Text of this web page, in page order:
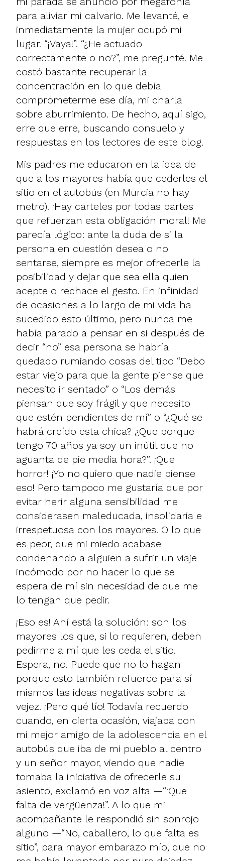
para aliviar mi calvario. Me levanté, e
inmediatamente la mujer ocupó mi
lugar. “¡Vaya!”. “¿He actuado
correctamente o no?”, me pregunté. Me
costó bastante recuperar la
concentración en lo que debía
comprometerme ese día, mi charla
sobre aburrimiento. De hecho, aquí sigo,
erre que erre, buscando consuelo y
respuestas en los lectores de este blog.
Mis padres me educaron en la idea de
que a los mayores había que cederles el
sitio en el autobús (en Murcia no hay
metro). ¡Hay carteles por todas partes
que refuerzan esta obligación moral! Me
parecía lógico: ante la duda de si la
persona en cuestión desea o no
sentarse, siempre es mejor ofrecerle la
posibilidad y dejar que sea ella quien
acepte o rechace el gesto. En infinidad
de ocasiones a lo largo de mi vida ha
sucedido esto último, pero nunca me
había parado a pensar en si después de
decir “no” esa persona se habría
quedado rumiando cosas del tipo “Debo
estar viejo para que la gente piense que
necesito ir sentado” o “Los demás
piensan que soy frágil y que necesito
que estén pendientes de mí” o “¿Qué se
habrá creído esta chica? ¿Que porque
tengo 70 años ya soy un inútil que no
aguanta de pie media hora?”. ¡Que
horror! ¡Yo no quiero que nadie piense
eso! Pero tampoco me gustaría que por
evitar herir alguna sensibilidad me
considerasen maleducada, insolidaria e
irrespetuosa con los mayores. O lo que
es peor, que mi miedo acabase
condenando a alguien a sufrir un viaje
incómodo por no hacer lo que se
espera de mí sin necesidad de que me
lo tengan que pedir.
¡Eso es! Ahí está la solución: son los
mayores los que, si lo requieren, deben
pedirme a mí que les ceda el sitio.
Espera, no. Puede que no lo hagan
porque esto también refuerce para sí
mismos las ideas negativas sobre la
vejez. ¡Pero qué lío! Todavía recuerdo
cuando, en cierta ocasión, viajaba con
mi mejor amigo de la adolescencia en el
autobús que iba de mi pueblo al centro
y un señor mayor, viendo que nadie
tomaba la iniciativa de ofrecerle su
asiento, exclamó en voz alta —“¡Que
falta de vergüenza!”. A lo que mi
acompañante le respondió sin sonrojo
alguno —“No, caballero, lo que falta es
sitio”, para mayor embarazo mío, que no